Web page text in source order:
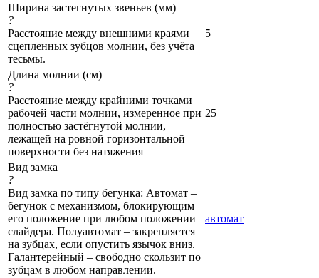
Ширина застегнутых звеньев (мм)
?
Расстояние между внешними краями
сцепленных зубцов молнии, без учёта
тесьмы.
5
Длина молнии (см)
?
Расстояние между крайними точками
рабочей части молнии, измеренное при
полностью застёгнутой молнии,
лежащей на ровной горизонтальной
поверхности без натяжения
25
Вид замка
?
Вид замка по типу бегунка: Автомат –
бегунок с механизмом, блокирующим
его положение при любом положении
слайдера. Полуавтомат – закрепляется
на зубцах, если опустить язычок вниз.
Галантерейный – свободно скользит по
зубцам в любом направлении.
автомат